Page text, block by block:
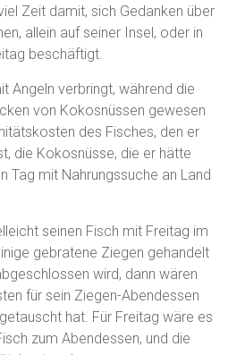
Zeit damit, sich Gedanken über
allein auf seiner Insel, oder in
beschäftigt.
Angeln verbringt, während die
von Kokosnüssen gewesen
des Fisches, den er
die Kokosnüsse, die er hätte
Tag mit Nahrungssuche an Land
seinen Fisch mit Freitag im
gebratene Ziegen gehandelt
wird, dann wären
für sein Ziegen-Abendessen
hat. Für Freitag wäre es
zum Abendessen, und die